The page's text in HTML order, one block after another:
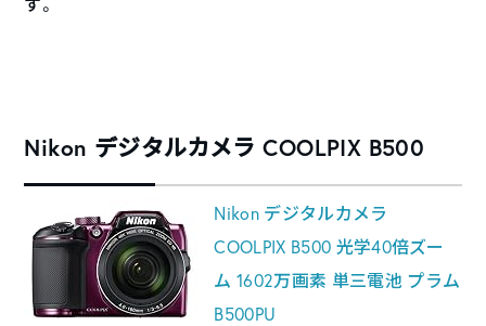
Nikon デジタルカメラ COOLPIX B500
Nikon デジタルカメラ
COOLPIX B500 光学40倍ズー
ム 1602万画素 単三電池 プラム
B500PU